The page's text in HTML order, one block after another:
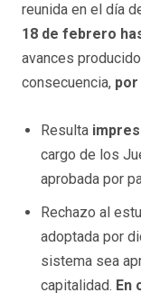
reunida en el día
18 de febrero
avances
consecuencia, por
Resulta
cargo de los
aprobada por
Rechazo al
adoptada por
sistema sea
capitalidad. En